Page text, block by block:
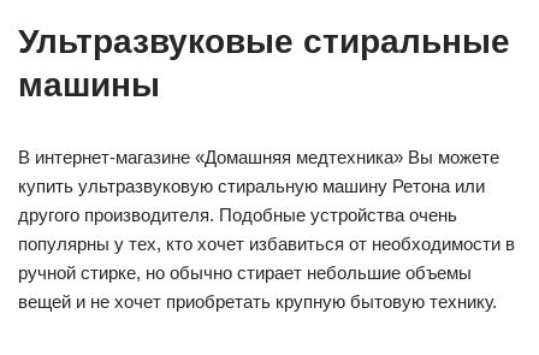
Ультразвуковые стиральные
машины
В интернет-магазине «Домашняя медтехника» Вы можете
купить ультразвуковую стиральную машину Ретона или
другого производителя. Подобные устройства очень
популярны у тех, кто хочет избавиться от необходимости в
ручной стирке, но обычно стирает небольшие объемы
вещей и не хочет приобретать крупную бытовую технику.